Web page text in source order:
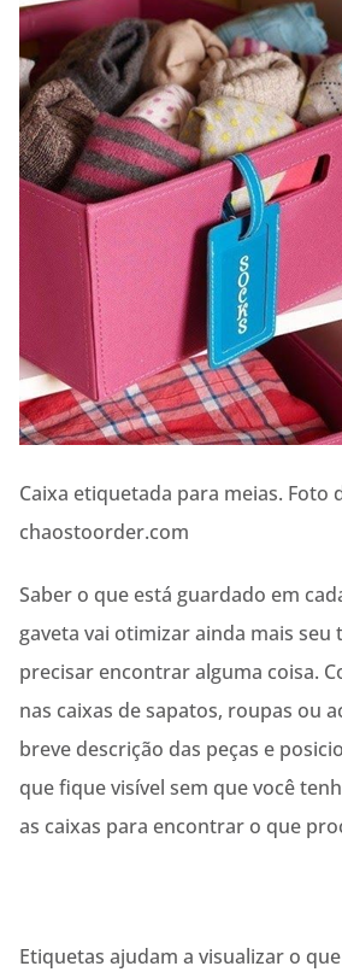
Caixa etiquetada para meias. Foto
chaostoorder.com
Saber o que está guardado em
gaveta vai otimizar ainda mais seu
precisar encontrar alguma coisa.
nas caixas de sapatos, roupas ou
breve descrição das peças e
que fique visível sem que você
as caixas para encontrar o que
Etiquetas ajudam a visualizar o